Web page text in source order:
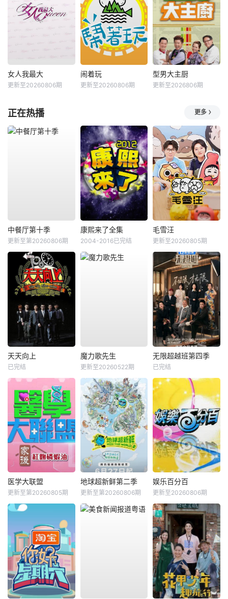
女人我最大
更新至20260806期
闹着玩
更新至20260806期
型男大主厨
更新至2026806期
正在热播 更多
中餐厅第十季
更新至第20260806期
康熙来了全集
2004-2016已完结
毛雪汪
更新至20260805期
天天向上
已完结
魔力歌先生
更新至20260522期
无限超越班第四季
已完结
医学大联盟
更新至第20260805期
地球超新鲜第二季
更新至第20260806期
娱乐百分百
更新至20260806期